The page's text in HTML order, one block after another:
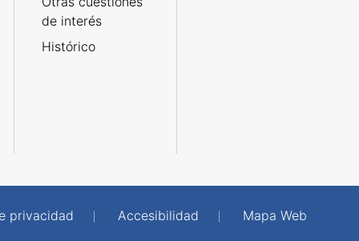
de interés
Histórico
privacidad Accesibilidad
Mapa Web